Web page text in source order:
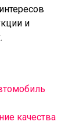
и
качества